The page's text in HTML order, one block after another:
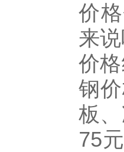
价
来
价
钢
板
75